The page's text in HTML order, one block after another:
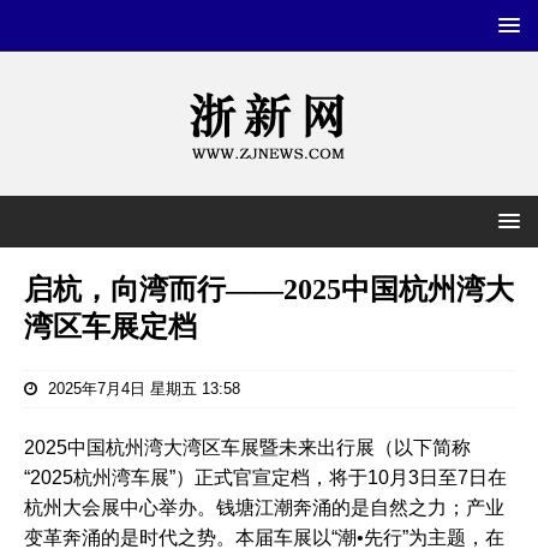
启杭，向湾而行——2025中国杭州湾大
湾区车展定档
2025年7月4日 星期五 13:58
​2025中国杭州湾大湾区车展暨未来出行展（以下简称
“2025杭州湾车展”）正式官宣定档，将于10月3日至7日在
杭州大会展中心举办。钱塘江潮奔涌的是自然之力；产业
变革奔涌的是时代之势。本届车展以“潮•先行”为主题，在